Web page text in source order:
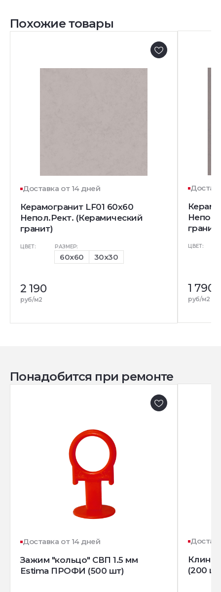
Похожие товары
Доставка от 14 дней
Керамогранит LF01 60x60
Непол.Рект. (Керамический
гранит)
ЦВЕТ: РАЗМЕР:
60x60 30x30
2 190
руб/м2
гранит)
ЦВЕТ:
1 790
руб/м2
Понадобится при ремонте
Доставка от 14 дней
Зажим "кольцо" СВП 1.5 мм
Estima ПРОФИ (500 шт)
Клин
(200